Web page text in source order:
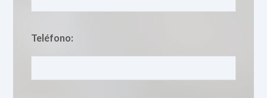
Teléfono: